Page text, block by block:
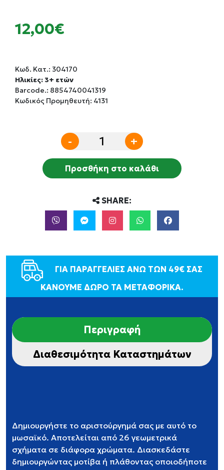
12,00€
Κωδ. Κατ.: 304170
Ηλικίες: 3+ ετών
Barcode.: 8854740041319
Κωδικός Προμηθευτή: 4131
- +
Προσθήκη στο καλάθι
SHARE:
ΓΙΑ ΠΑΡΑΓΓΕΛΙΕΣ ΑΝΩ ΤΩΝ 49€ ΣΑΣ
ΚΑΝΟΥΜΕ ΔΩΡΟ ΤΑ ΜΕΤΑΦΟΡΙΚΑ.
Περιγραφή
Διαθεσιμότητα Καταστημάτων
Δημιουργήστε το αριστούργημά σας με αυτό το
μωσαϊκό. Αποτελείται από 26 γεωμετρικά
σχήματα σε διάφορα χρώματα. Διασκεδάστε
δημιουργώντας μοτίβα ή πλάθοντας οποιοδήποτε